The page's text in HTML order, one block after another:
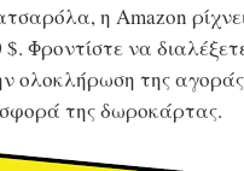
η Amazon
Φροντίστε να
ολοκλήρωση της
της δωροκάρτας.